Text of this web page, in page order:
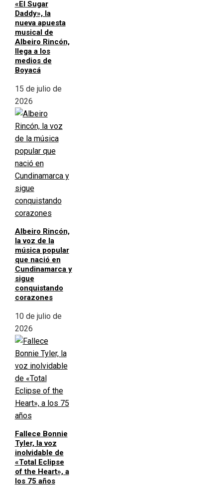
«El Sugar
Daddy», la
nueva apuesta
musical de
Albeiro Rincón,
llega a los
medios de
Boyacá
15 de julio de
2026
Albeiro Rincón,
la voz de la
música popular
que nació en
Cundinamarca y
sigue
conquistando
corazones
10 de julio de
2026
Fallece Bonnie
Tyler, la voz
inolvidable de
«Total Eclipse
of the Heart», a
los 75 años